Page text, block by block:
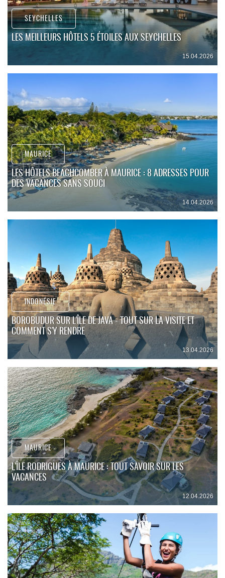
SEYCHELLES
LES MEILLEURS HÔTELS 5 ÉTOILES AUX SEYCHELLES
15.04.2026
MAURICE
LES HÔTELS BEACHCOMBER À MAURICE : 8 ADRESSES POUR
DES VACANCES SANS SOUCI
14.04.2026
INDONÉSIE
BOROBUDUR SUR L'ÎLE DE JAVA - TOUT SUR LA VISITE ET
COMMENT S'Y RENDRE
13.04.2026
MAURICE
L'ÎLE RODRIGUES À MAURICE : TOUT SAVOIR SUR LES
VACANCES
12.04.2026